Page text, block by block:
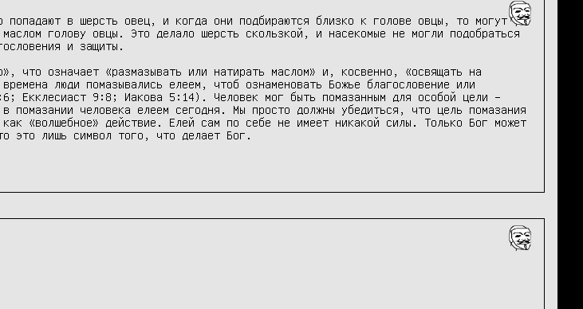
попадают в шерсть овец, и когда они подбираются близко к голове овцы, то могут
голову овцы. Это делало шерсть скользкой, и насекомые не могли подобраться
и защиты.
что означает «размазывать или натирать маслом» и, косвенно, «освящать на
люди помазывались елеем, чтоб ознаменовать Божье благословение или
Екклесиаст 9:8; Иакова 5:14). Человек мог быть помазанным для особой цели –
человека елеем сегодня. Мы просто должны убедиться, что цель помазания
«волшебное» действие. Елей сам по себе не имеет никакой силы. Только Бог может
это лишь символ того, что делает Бог.